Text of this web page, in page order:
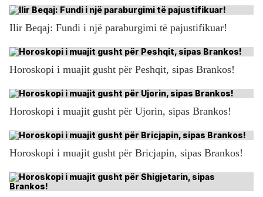
Ilir Beqaj: Fundi i një paraburgimi të pajustifikuar!
Horoskopi i muajit gusht për Peshqit, sipas Brankos!
Horoskopi i muajit gusht për Ujorin, sipas Brankos!
Horoskopi i muajit gusht për Bricjapin, sipas Brankos!